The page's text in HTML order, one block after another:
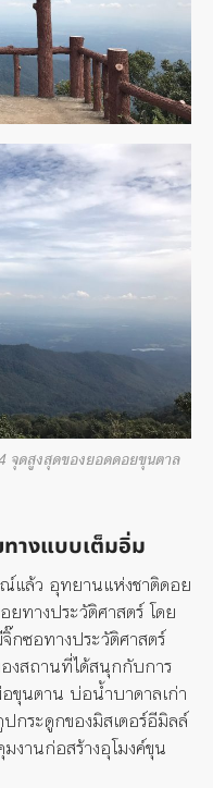
จุดสูงสุดของยอดดอยขุนตาล
ทางแบบเต็มอิ่ม
แล้ว อุทยานแห่งชาติดอย
ทางประวัติศาสตร์ โดย
กซอทางประวัติศาสตร์
งสถานที่ได้สนุกกับการ
ขุนตาน บ่อน้ำบาดาลเก่า
กระดูกของมิสเตอร์อีมิลล์
งานก่อสร้างอุโมงค์ขุน